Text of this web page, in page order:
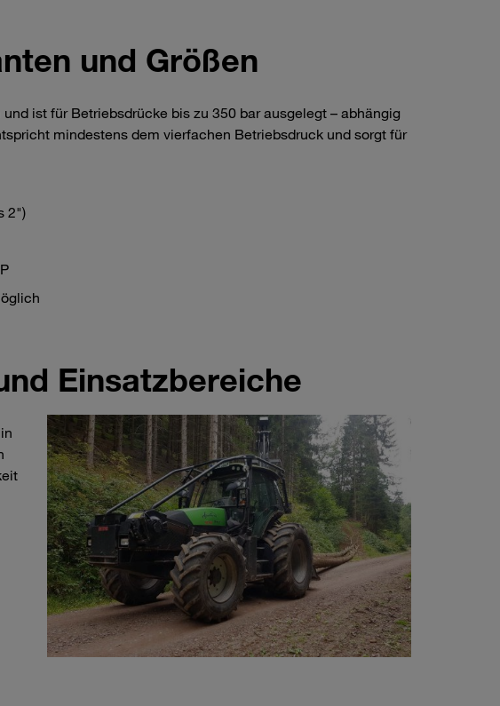
und Größen
ist für Betriebsdrücke bis zu 350 bar ausgelegt – abhängig
mindestens dem vierfachen Betriebsdruck und sorgt für
2")
Einsatzbereiche